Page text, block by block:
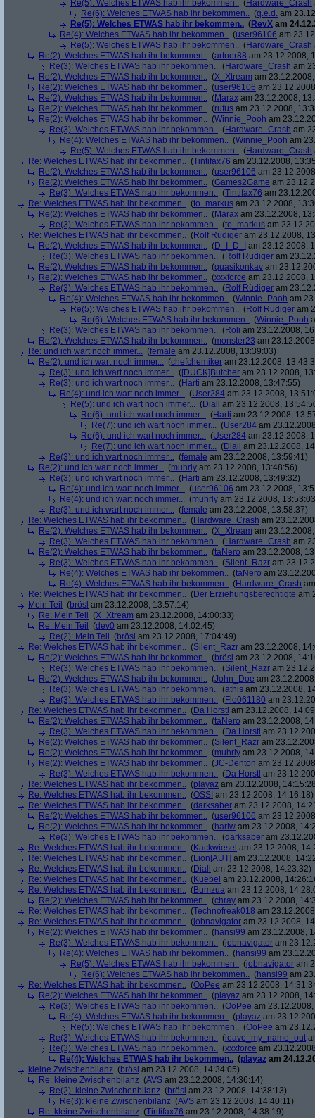
Re(5): Welches ETWAS hab ihr bekommen.. (Hardware_Crash
Re(6): Welches ETWAS hab ihr bekommen.. (q.e.d. am
Re(5): Welches ETWAS hab ihr bekommen.. (RevX am
Re(4): Welches ETWAS hab ihr bekommen.. (user96106 am
Re(5): Welches ETWAS hab ihr bekommen.. (Hardware_Crash
Re(2): Welches ETWAS hab ihr bekommen.. (artner88 am 23.12.2008,
Re(3): Welches ETWAS hab ihr bekommen.. (Hardware_Crash am
Re(2): Welches ETWAS hab ihr bekommen.. (X_Xtream am
Re(2): Welches ETWAS hab ihr bekommen.. (user96106 am
Re(2): Welches ETWAS hab ihr bekommen.. (Marax am 23.12.2008,
Re(2): Welches ETWAS hab ihr bekommen.. (rufus am 23.12.2008,
Re(2): Welches ETWAS hab ihr bekommen.. (Winnie_Pooh am
Re(3): Welches ETWAS hab ihr bekommen.. (Hardware_Crash am
Re(4): Welches ETWAS hab ihr bekommen.. (Winnie_Pooh am
Re(5): Welches ETWAS hab ihr bekommen.. (Hardware_Crash
Re: Welches ETWAS hab ihr bekommen.. (Tintifax76 am 23.12.2008,
Re(2): Welches ETWAS hab ihr bekommen.. (user96106 am
Re(2): Welches ETWAS hab ihr bekommen.. (Games2Game am
Re(3): Welches ETWAS hab ihr bekommen.. (Tintifax76 am
Re: Welches ETWAS hab ihr bekommen.. (to_markus am 23.12.2008,
Re(2): Welches ETWAS hab ihr bekommen.. (Marax am 23.12.2008,
Re(3): Welches ETWAS hab ihr bekommen.. (to_markus am
Re: Welches ETWAS hab ihr bekommen.. (Rolf Rüdiger am 23.12.2008,
Re(2): Welches ETWAS hab ihr bekommen.. (D_I_D_I
am 23.12.2008,
Re(3): Welches ETWAS hab ihr bekommen.. (Rolf Rüdiger am
Re(2): Welches ETWAS hab ihr bekommen.. (quasikonkav am
Re(2): Welches ETWAS hab ihr bekommen.. (xxxforce am 23.12.2008,
Re(3): Welches ETWAS hab ihr bekommen.. (Rolf Rüdiger am
Re(4): Welches ETWAS hab ihr bekommen.. (Winnie_Pooh am
Re(5): Welches ETWAS hab ihr bekommen.. (Rolf Rüdiger am
Re(6): Welches ETWAS hab ihr bekommen.. (Winnie_Pooh
Re(3): Welches ETWAS hab ihr bekommen.. (Roli am 23.12.2008,
Re(2): Welches ETWAS hab ihr bekommen.. (monster23 am
Re: und ich wart noch immer... (female am 23.12.2008, 13:39:03)
Re(2): und ich wart noch immer... (chefchemiker am 23.12.2008,
Re(3): und ich wart noch immer... ([DUCK]Butcher am 23.12.2008,
Re(3): und ich wart noch immer... (Harti am 23.12.2008, 13:47:55)
Re(4): und ich wart noch immer... (User284 am 23.12.2008,
Re(5): und ich wart noch immer... (Diall
am 23.12.2008,
Re(6): und ich wart noch immer... (Harti am 23.12.2008,
Re(7): und ich wart noch immer... (User284 am
Re(6): und ich wart noch immer... (User284 am 23.12.2008,
Re(7): und ich wart noch immer... (Diall
am 23.12.2008,
Re(3): und ich wart noch immer... (female am 23.12.2008, 13:59:41)
Re(2): und ich wart noch immer... (muhrly am 23.12.2008, 13:48:56)
Re(3): und ich wart noch immer... (Harti am 23.12.2008, 13:49:32)
Re(4): und ich wart noch immer... (user96106 am 23.12.2008,
Re(4): und ich wart noch immer... (muhrly am 23.12.2008,
Re(3): und ich wart noch immer... (female am 23.12.2008, 13:58:37)
Re: Welches ETWAS hab ihr bekommen.. (Hardware_Crash am
Re(2): Welches ETWAS hab ihr bekommen.. (X_Xtream am
Re(3): Welches ETWAS hab ihr bekommen.. (Hardware_Crash am
Re(2): Welches ETWAS hab ihr bekommen.. (taNero am 23.12.2008,
Re(3): Welches ETWAS hab ihr bekommen.. (Silent_Razr am
Re(4): Welches ETWAS hab ihr bekommen.. (taNero am
Re(4): Welches ETWAS hab ihr bekommen.. (Hardware_Crash
Re: Welches ETWAS hab ihr bekommen.. (Der Erziehungsberechtigte am
Mein Teil
(brösl am 23.12.2008, 13:57:14)
Re: Mein Teil
(X_Xtream am 23.12.2008, 14:00:33)
Re: Mein Teil
(dev0 am 23.12.2008, 14:02:45)
Re(2): Mein Teil
(brösl am 23.12.2008, 17:04:49)
Re: Welches ETWAS hab ihr bekommen.. (Silent_Razr am 23.12.2008,
Re(2): Welches ETWAS hab ihr bekommen.. (brösl am 23.12.2008,
Re(3): Welches ETWAS hab ihr bekommen.. (Silent_Razr am
Re(2): Welches ETWAS hab ihr bekommen.. (John_Doe am
Re(3): Welches ETWAS hab ihr bekommen.. (athis am 23.12.2008,
Re(3): Welches ETWAS hab ihr bekommen.. (Flo061180 am
Re: Welches ETWAS hab ihr bekommen.. (Da Horstl am 23.12.2008,
Re(2): Welches ETWAS hab ihr bekommen.. (taNero am 23.12.2008,
Re(3): Welches ETWAS hab ihr bekommen.. (Da Horstl am
Re(2): Welches ETWAS hab ihr bekommen.. (Silent_Razr am
Re(2): Welches ETWAS hab ihr bekommen.. (muhrly am 23.12.2008,
Re(2): Welches ETWAS hab ihr bekommen.. (JC-Denton am
Re(3): Welches ETWAS hab ihr bekommen.. (Da Horstl am
Re: Welches ETWAS hab ihr bekommen.. (playaz am 23.12.2008,
Re: Welches ETWAS hab ihr bekommen.. (OSSI am 23.12.2008, 14:16:18)
Re: Welches ETWAS hab ihr bekommen.. (darksaber am 23.12.2008,
Re(2): Welches ETWAS hab ihr bekommen.. (user96106 am
Re(2): Welches ETWAS hab ihr bekommen.. (hariw am 23.12.2008,
Re(3): Welches ETWAS hab ihr bekommen.. (darksaber am
Re: Welches ETWAS hab ihr bekommen.. (Kackwiesel am 23.12.2008,
Re: Welches ETWAS hab ihr bekommen.. (Lion[AUT] am 23.12.2008,
Re: Welches ETWAS hab ihr bekommen.. (Diall
am 23.12.2008, 14:23:32)
Re: Welches ETWAS hab ihr bekommen.. (Kuebel am 23.12.2008,
Re: Welches ETWAS hab ihr bekommen.. (Bumzua am 23.12.2008,
Re(2): Welches ETWAS hab ihr bekommen.. (chray am 23.12.2008,
Re: Welches ETWAS hab ihr bekommen.. (Technofreak018 am
Re: Welches ETWAS hab ihr bekommen.. (jobnavigator am 23.12.2008,
Re(2): Welches ETWAS hab ihr bekommen.. (hansi99 am 23.12.2008,
Re(3): Welches ETWAS hab ihr bekommen.. (jobnavigator am
Re(4): Welches ETWAS hab ihr bekommen.. (hansi99 am
Re(5): Welches ETWAS hab ihr bekommen.. (jobnavigator am
Re(6): Welches ETWAS hab ihr bekommen.. (hansi99 am
Re: Welches ETWAS hab ihr bekommen.. (OoPee am 23.12.2008,
Re(2): Welches ETWAS hab ihr bekommen.. (playaz am 23.12.2008,
Re(3): Welches ETWAS hab ihr bekommen.. (OoPee am
Re(4): Welches ETWAS hab ihr bekommen.. (playaz am
Re(5): Welches ETWAS hab ihr bekommen.. (OoPee am
Re(3): Welches ETWAS hab ihr bekommen.. ( leave_my_name_out
Re(3): Welches ETWAS hab ihr bekommen.. (xxxforce am
Re(4): Welches ETWAS hab ihr bekommen.. (playaz am
kleine Zwischenbilanz (brösl am 23.12.2008, 14:34:05)
Re: kleine Zwischenbilanz (AVS am 23.12.2008, 14:36:14)
Re(2): kleine Zwischenbilanz (brösl am 23.12.2008, 14:38:13)
Re(3): kleine Zwischenbilanz (AVS am 23.12.2008, 14:40:11)
Re: kleine Zwischenbilanz (Tintifax76 am 23.12.2008, 14:38:19)